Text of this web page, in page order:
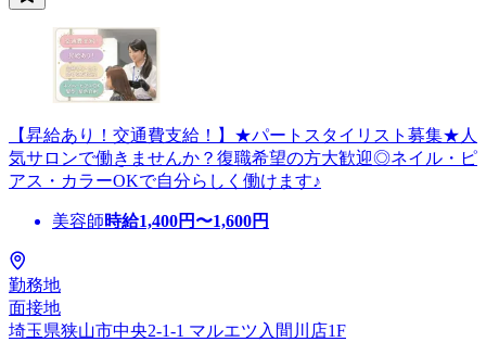
【昇給あり！交通費支給！】★パートスタイリスト募集★人
気サロンで働きませんか？復職希望の方大歓迎◎ネイル・ピ
アス・カラーOKで自分らしく働けます♪
美容師時給1,400円〜1,600円
勤務地
面接地
埼玉県狭山市中央2-1-1 マルエツ入間川店1F